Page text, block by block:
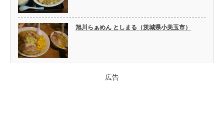
旭川らぁめん としまる（茨城県小美玉市）
広告